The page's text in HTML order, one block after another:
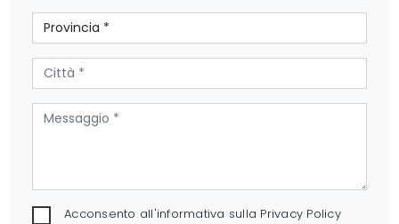
Acconsento all'informativa sulla Privacy Policy